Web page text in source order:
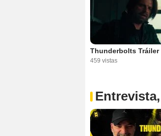
Thunderbolts Tráiler
459 vistas